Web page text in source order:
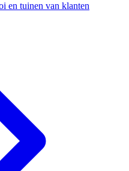
en tuinen van klanten